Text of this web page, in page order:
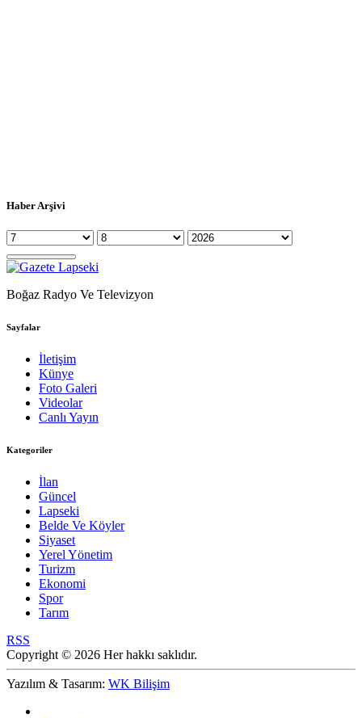
Haber Arşivi
Boğaz Radyo Ve Televizyon
Sayfalar
İletişim
Künye
Foto Galeri
Videolar
Canlı Yayın
Kategoriler
İlan
Güncel
Lapseki
Belde Ve Köyler
Siyaset
Yerel Yönetim
Turizm
Ekonomi
Spor
Tarım
RSS
Copyright © 2026 Her hakkı saklıdır.
Yazılım & Tasarım: WK Bilişim